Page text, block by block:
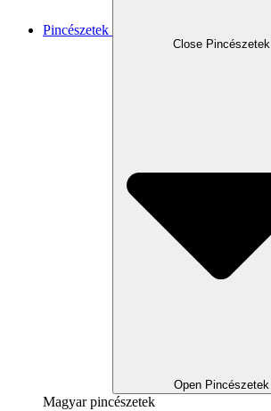
Pincészetek
Close Pincészetek
Open Pincészetek
Magyar pincészetek